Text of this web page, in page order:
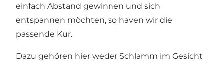
einfach Abstand gewinnen und sich
entspannen möchten, so haven wir die
passende Kur.
Dazu gehören hier weder Schlamm im Gesicht